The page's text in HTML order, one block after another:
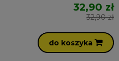
32,90 zł
32,90 zł
do koszyka